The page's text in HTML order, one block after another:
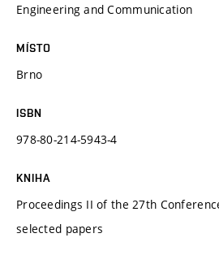
Engineering and Communication
MÍSTO
Brno
ISBN
978-80-214-5943-4
KNIHA
Proceedings II of the 27th
selected papers